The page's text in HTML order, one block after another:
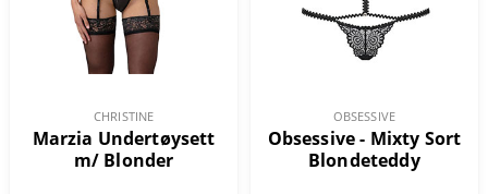
CHRISTINE
Marzia Undertøysett
m/ Blonder
OBSESSIVE
Obsessive - Mixty Sort
Blondeteddy